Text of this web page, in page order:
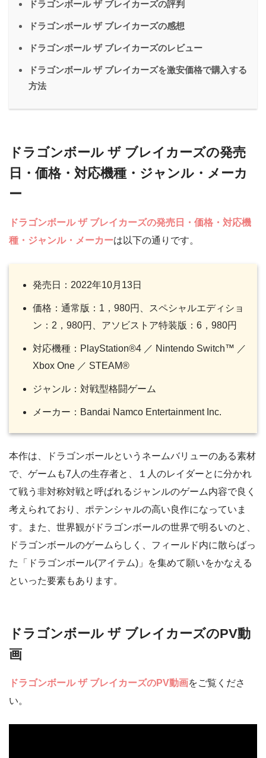
ドラゴンボール ザ ブレイカーズの評判
ドラゴンボール ザ ブレイカーズの感想
ドラゴンボール ザ ブレイカーズのレビュー
ドラゴンボール ザ ブレイカーズを激安価格で購入する
方法
ドラゴンボール ザ ブレイカーズの発売
日・価格・対応機種・ジャンル・メーカ
ー
ドラゴンボール ザ ブレイカーズの発売日・価格・対応機
種・ジャンル・メーカーは以下の通りです。
発売日：2022年10月13日
価格：通常版：1，980円、スペシャルエディショ
ン：2，980円、アソビストア特装版：6，980円
対応機種：PlayStation®4 ／ Nintendo Switch™ ／
Xbox One ／ STEAM®
ジャンル：対戦型格闘ゲーム
メーカー：Bandai Namco Entertainment Inc.
本作は、ドラゴンボールというネームバリューのある素材
で、ゲームも7人の生存者と、１人のレイダーとに分かれ
て戦う非対称対戦と呼ばれるジャンルのゲーム内容で良く
考えられており、ポテンシャルの高い良作になっていま
す。また、世界観がドラゴンボールの世界で明るいのと、
ドラゴンボールのゲームらしく、フィールド内に散らばっ
た「ドラゴンボール(アイテム)」を集めて願いをかなえる
といった要素もあります。
ドラゴンボール ザ ブレイカーズのPV動
画
ドラゴンボール ザ ブレイカーズのPV動画をご覧くださ
い。